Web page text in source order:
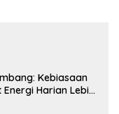
Kebiasaan
Harian Lebih